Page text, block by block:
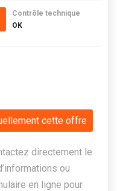
Contrôle technique
OK
cette offre
directement le
ou
en ligne pour